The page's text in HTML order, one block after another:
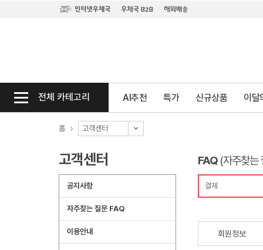
전체 카테고리 AI추천 특가 신규상품 이달
홈 고객센터
고객센터
공지사항
자주찾는 질문 FAQ
이용안내
FAQ (자주찾는
결제
회원정보